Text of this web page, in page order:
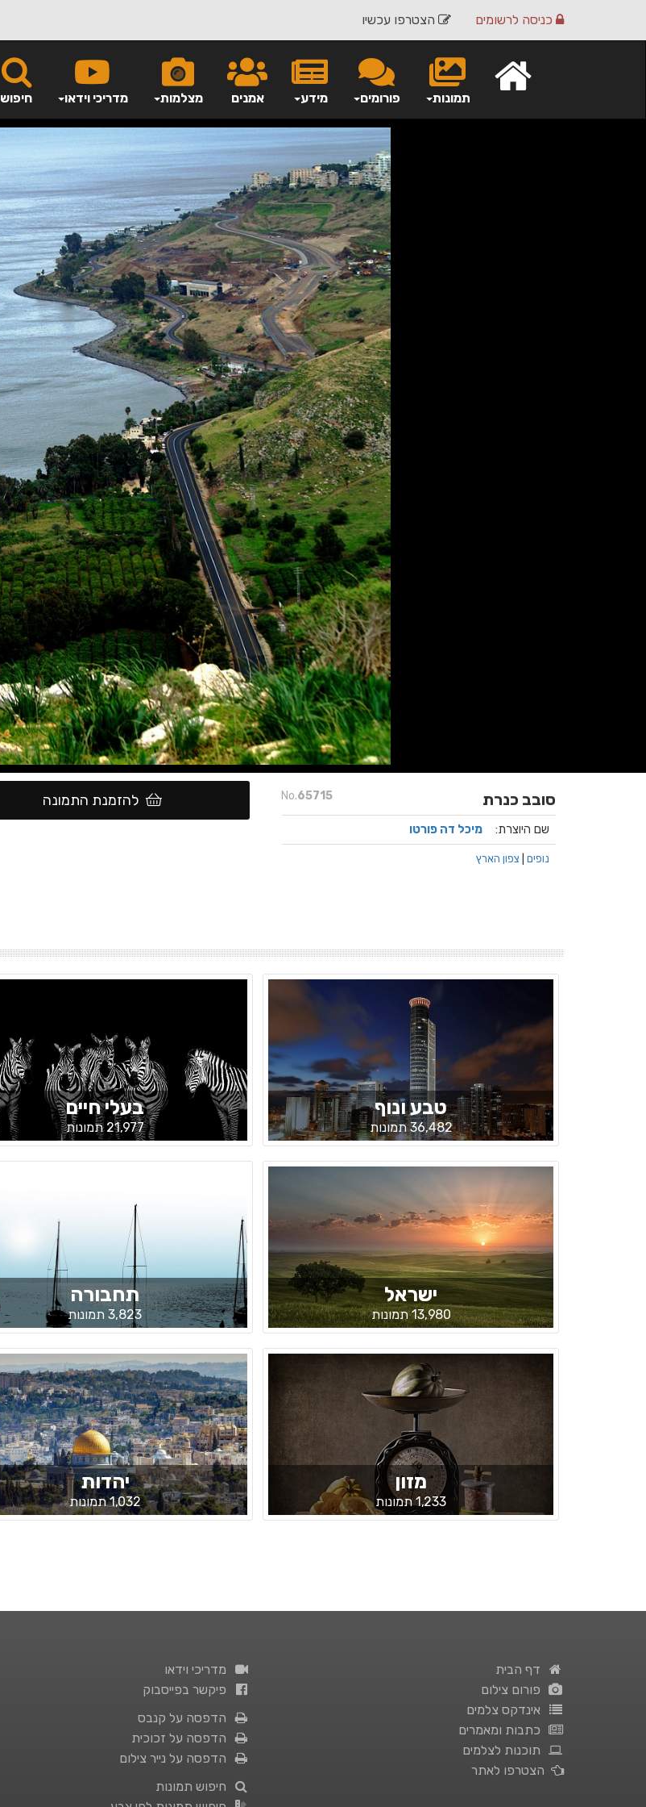
הצטרפו עכשיו כניסה לרשומים
חיפוש מדריכי וידאו מצלמות אמנים מידע פורומים תמונות
No.65715 סובב כנרת
שם היוצרת: מיכל דה פורטו
נופים צפון הארץ
להזמנת התמונה
טבע ונוף
36,482 תמונות
בעלי חיים
21,977 תמונות
ישראל
13,980 תמונות
תחבורה
3,823 תמונות
מזון
1,233 תמונות
יהדות
1,032 תמונות
מדריכי וידאו
פיקשר בפייסבוק
הדפסה על קנבס
הדפסה על זכוכית
הדפסה על נייר צילום
חיפוש תמונות
דף הבית
פורום צילום
אינדקס צלמים
כתבות ומאמרים
תוכנות לצלמים
הצטרפו לאתר